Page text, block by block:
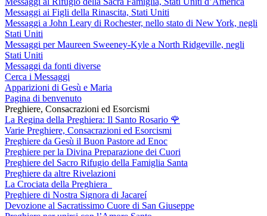
Messaggi ai Figli della Rinascita, Stati Uniti
Messaggi a John Leary di Rochester, nello stato di New York, negli
Stati Uniti
Messaggi per Maureen Sweeney-Kyle a North Ridgeville, negli
Stati Uniti
Messaggi da fonti diverse
Cerca i Messaggi
Apparizioni di Gesù e Maria
Pagina di benvenuto
Preghiere, Consacrazioni ed Esorcismi
La Regina della Preghiera: Il Santo Rosario 🌹
Varie Preghiere, Consacrazioni ed Esorcismi
Preghiere da Gesù il Buon Pastore ad Enoc
Preghiere per la Divina Preparazione dei Cuori
Preghiere del Sacro Rifugio della Famiglia Santa
Preghiere da altre Rivelazioni
La Crociata della Preghiera
Preghiere di Nostra Signora di Jacareí
Devozione al Sacratissimo Cuore di San Giuseppe